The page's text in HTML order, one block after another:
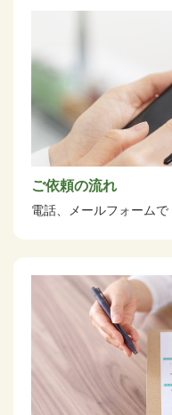
ご依頼の流れ
電話、メールフォームで